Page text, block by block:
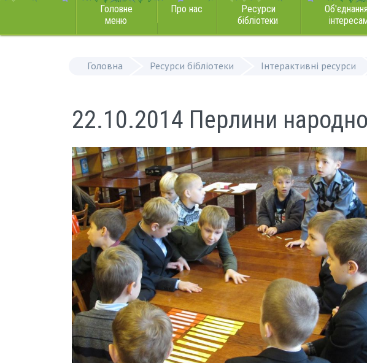
Головне
меню
Про нас
Ресурси
бібліотеки
Головна Ресурси бібліотеки Інтерактивні ресурси
22.10.2014 Перлини